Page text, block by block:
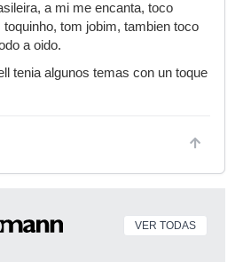
a mi me encanta, toco
tom jobim, tambien toco
a oido.
tenia algunos temas con un toque
VER TODAS